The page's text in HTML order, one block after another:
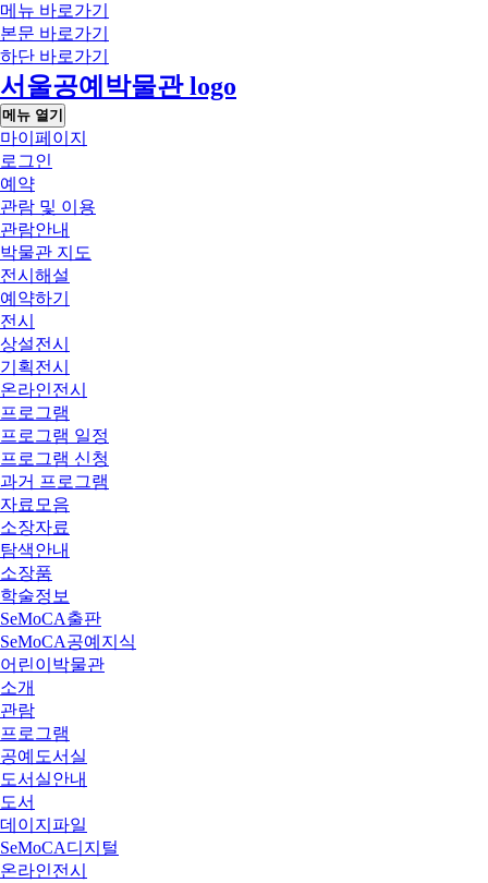
메뉴 바로가기
본문 바로가기
하단 바로가기
서울공예박물관 logo
메뉴 열기
마이페이지
로그인
예약
관람 및 이용
관람안내
박물관 지도
전시해설
예약하기
전시
상설전시
기획전시
온라인전시
프로그램
프로그램 일정
프로그램 신청
과거 프로그램
자료모음
소장자료
탐색안내
소장품
학술정보
SeMoCA출판
SeMoCA공예지식
어린이박물관
소개
관람
프로그램
공예도서실
도서실안내
도서
데이지파일
SeMoCA디지털
온라인전시